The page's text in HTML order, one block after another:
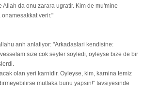
Allah da onu zarara ugratir. Kim de mu'mine
verir."
anh anlatiyor: "Arkadaslari kendisine:
size cok seyler soyledi, oyleyse bize de bir
olan yeri karnidir. Oyleyse, kim, karnina temiz
mutlaka bunu yapsin!" tavsiyesinde